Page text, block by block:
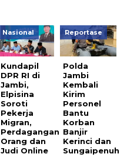
Nasional
Kundapil
DPR RI di
Jambi,
Elpisina
Soroti
Pekerja
Migran,
Perdagangan
Orang dan
Judi Online
Reportase
Polda
Jambi
Kembali
Kirim
Personel
Bantu
Korban
Banjir
Kerinci dan
Sungaipenuh